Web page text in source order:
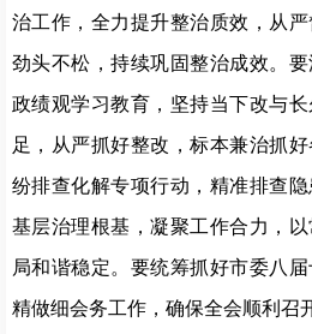
治工作，全力提升整治质效，从
劲头不松，持续巩固整治成效。
政绩观学习教育，坚持当下改与
足，从严抓好整改，标本兼治抓
纷排查化解专项行动，精准排查
基层治理根基，凝聚工作合力，
局和谐稳定。要统筹抓好市委八
精做细会务工作，确保全会顺利召